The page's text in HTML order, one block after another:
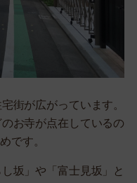
街が広がっています。
お寺が点在しているの
です。
坂」や「富士見坂」と